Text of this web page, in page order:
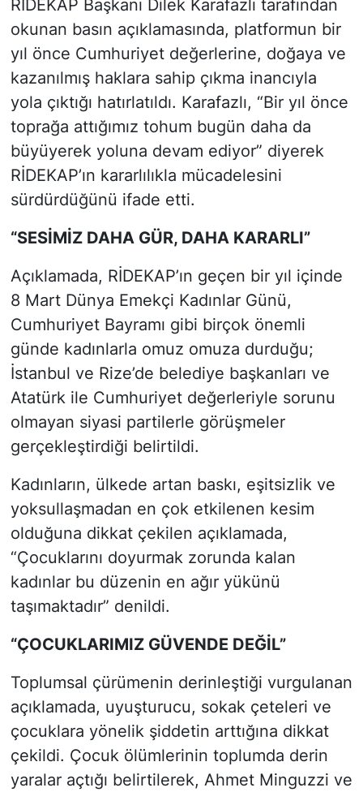
RİDEKAP Başkanı Dilek Karafazlı tarafından
okunan basın açıklamasında, platformun bir
yıl önce Cumhuriyet değerlerine, doğaya ve
kazanılmış haklara sahip çıkma inancıyla
yola çıktığı hatırlatıldı. Karafazlı, “Bir yıl önce
toprağa attığımız tohum bugün daha da
büyüyerek yoluna devam ediyor” diyerek
RİDEKAP’ın kararlılıkla mücadelesini
sürdürdüğünü ifade etti.
“SESİMİZ DAHA GÜR, DAHA KARARLI”
Açıklamada, RİDEKAP’ın geçen bir yıl içinde
8 Mart Dünya Emekçi Kadınlar Günü,
Cumhuriyet Bayramı gibi birçok önemli
günde kadınlarla omuz omuza durduğu;
İstanbul ve Rize’de belediye başkanları ve
Atatürk ile Cumhuriyet değerleriyle sorunu
olmayan siyasi partilerle görüşmeler
gerçekleştirdiği belirtildi.
Kadınların, ülkede artan baskı, eşitsizlik ve
yoksullaşmadan en çok etkilenen kesim
olduğuna dikkat çekilen açıklamada,
“Çocuklarını doyurmak zorunda kalan
kadınlar bu düzenin en ağır yükünü
taşımaktadır” denildi.
“ÇOCUKLARIMIZ GÜVENDE DEĞİL”
Toplumsal çürümenin derinleştiği vurgulanan
açıklamada, uyuşturucu, sokak çeteleri ve
çocuklara yönelik şiddetin arttığına dikkat
çekildi. Çocuk ölümlerinin toplumda derin
yaralar açtığı belirtilerek, Ahmet Minguzzi ve